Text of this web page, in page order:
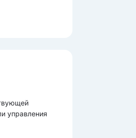
управления